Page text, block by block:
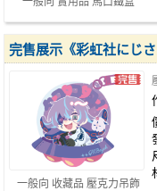
一般向 收藏品 壓克力吊飾
完售展示《彩虹社にじ